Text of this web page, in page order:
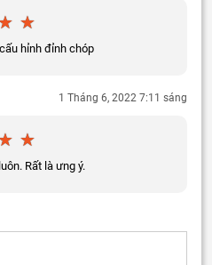
hỉnh đỉnh chóp
1 Tháng 6, 2022 7:11 sáng
Rất là ưng ý.